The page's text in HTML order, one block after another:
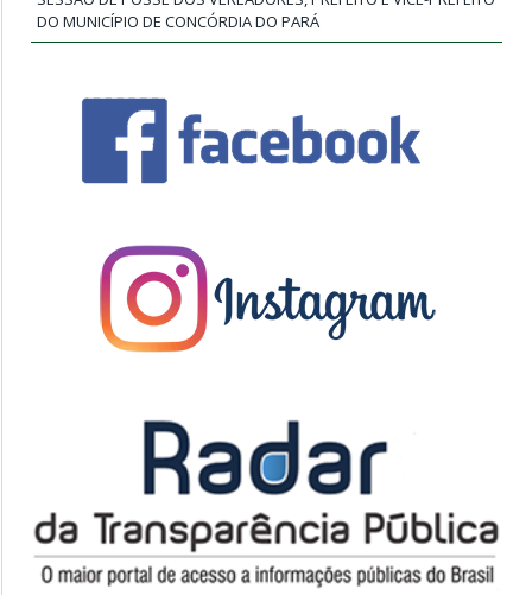
DO MUNICÍPIO DE CONCÓRDIA DO PARÁ